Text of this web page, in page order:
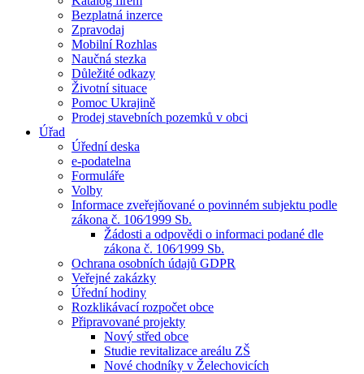
Bezplatná inzerce
Zpravodaj
Mobilní Rozhlas
Naučná stezka
Důležité odkazy
Životní situace
Pomoc Ukrajině
Prodej stavebních pozemků v obci
Úřad
Úřední deska
e-podatelna
Formuláře
Volby
Informace zveřejňované o povinném subjektu podle
zákona č. 106⁄1999 Sb.
Žádosti a odpovědi o informaci podané dle
zákona č. 106⁄1999 Sb.
Ochrana osobních údajů GDPR
Veřejné zakázky
Úřední hodiny
Rozklikávací rozpočet obce
Připravované projekty
Nový střed obce
Studie revitalizace areálu ZŠ
Nové chodníky v Želechovicích